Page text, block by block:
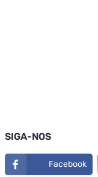
SIGA-NOS
Facebook